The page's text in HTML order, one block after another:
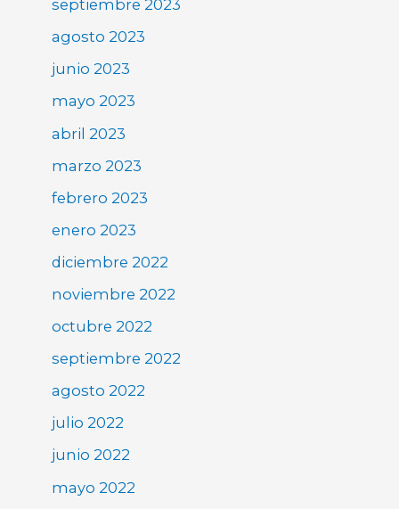
septiembre 2023
agosto 2023
junio 2023
mayo 2023
abril 2023
marzo 2023
febrero 2023
enero 2023
diciembre 2022
noviembre 2022
octubre 2022
septiembre 2022
agosto 2022
julio 2022
junio 2022
mayo 2022